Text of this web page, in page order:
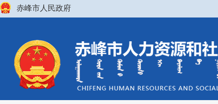
赤峰市人民政府